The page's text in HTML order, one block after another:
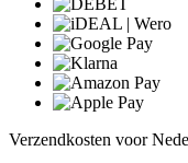
Verzendkosten voor